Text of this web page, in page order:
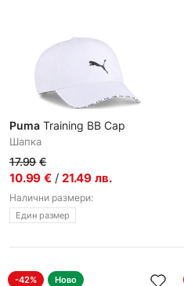
Puma Training BB Cap
Шапка
17.99 €
10.99 € / 21.49 лв.
Налични размери:
Един размер
-42% Ново